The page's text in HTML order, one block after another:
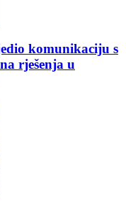
komunikaciju s
rješenja u